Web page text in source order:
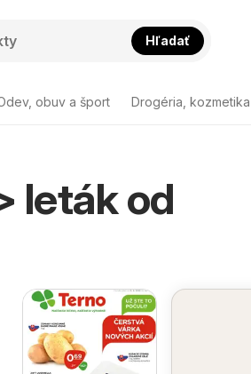
Hľadať
obuv a šport Drogéria, kozmetika
leták od